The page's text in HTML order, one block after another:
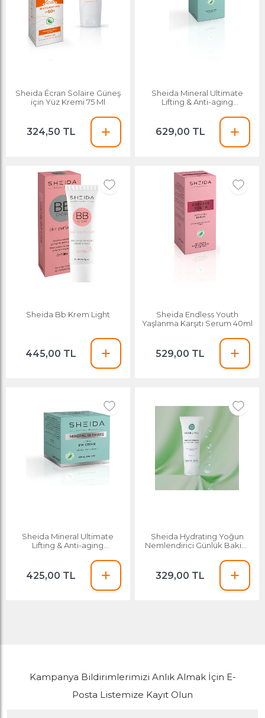
Sheida Écran Solaire Güneş
için Yüz Kremi 75 Ml
324,50 TL
Sheida Mineral Ultimate
Lifting & Anti-aging
629,00 TL
Sheida Bb Krem Light
445,00 TL
Sheida Endless Youth
Yaşlanma Karşıtı Serum 40ml
529,00 TL
Sheida Mineral Ultimate
Lifting & Anti-aging
425,00 TL
Sheida Hydrating Yoğun
Nemlendirici Günlük Bakim
329,00 TL
Kampanya Bildirimlerimizi Anlık Almak İçin E-
Posta Listemize Kayıt Olun